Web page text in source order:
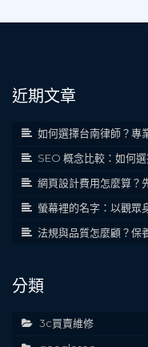
近期文章
如何選擇台南律師？專
SEO 概念比較：如何
網頁設計費用怎麼算？
螢幕裡的名字：以觀眾
法規與品質怎麼顧？保
分類
3c買賣維修